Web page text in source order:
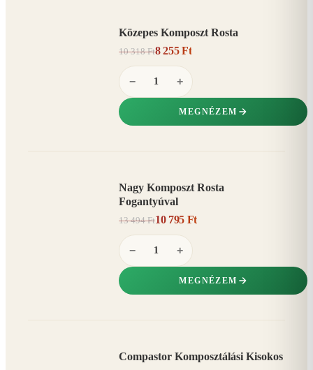
Közepes Komposzt Rosta
10 318 Ft8 255 Ft
− +
MEGNÉZEM
Nagy Komposzt Rosta
Fogantyúval
13 494 Ft10 795 Ft
− +
MEGNÉZEM
Compastor Komposztálási Kisokos